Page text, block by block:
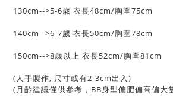
130cm-->5-6歲 衣長48cm/胸圍75cm
140cm-->6-7歲 衣長50cm/胸圍78cm
150cm-->8歲以上 衣長52cm/胸圍81cm
(人手製作, 尺寸或有2-3cm出入)
(月齡建議僅供參考，BB身型偏肥偏高偏大